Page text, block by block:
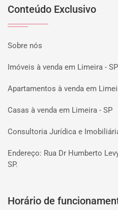
Conteúdo Exclusivo
Sobre nós
Imóveis à venda em Limeira - SP
Apartamentos à venda em
Casas à venda em Limeira - SP
Consultoria Jurídica e
Endereço: Rua Dr Humberto
SP.
Horário de